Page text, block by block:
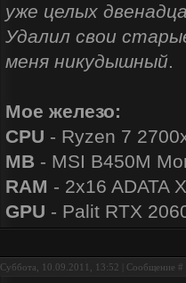
уже целых
Удалил свои
меня никудышный.
Мое железо:
CPU - Ryzen 7
MB - MSI B450M
RAM - 2x16 ADATA
GPU - Palit RTX
Суббота, 10.09.2011, 13:52 | Сообщение #